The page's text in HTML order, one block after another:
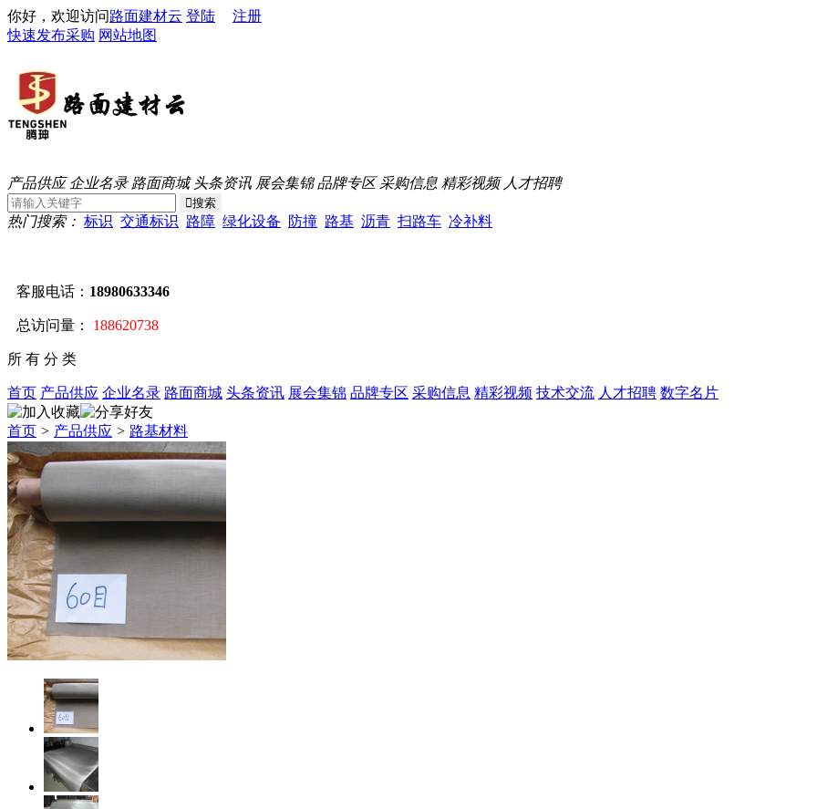
你好，欢迎访问路面建材云 登陆
注册
快速发布采购 网站地图
产品供应 企业名录 路面商城 头条资讯 展会集锦 品牌专区 采购信息 精彩视频 人才招聘
热门搜索： 标识 交通标识 路障 绿化设备 防撞 路基 沥青 扫路车 冷补料
客服电话： 18980633346
总访问量： 188620738
所 有 分 类
首页 产品供应 企业名录 路面商城 头条资讯 展会集锦 品牌专区 采购信息 精彩视频 技术交流 人才招聘 数字名片
首页 > 产品供应 > 路基材料